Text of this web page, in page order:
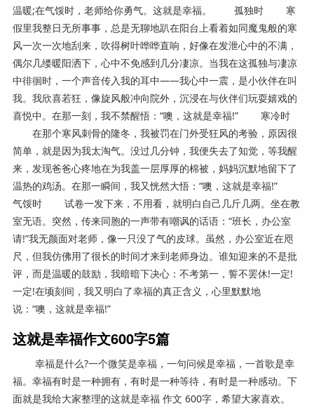
温暖;在气馁时，老师给你勇气。这就是幸福。 孤独时 寒
假里我整日无所事事，总是无聊地趴在阳台上看着如同魔鬼般的寒
风一次一次地刮来，吹得树叶哗哗直响，好像在发泄心中的不满，
偶尔几缕暖阳洒下，心中不免感到几分凄凉。当我在这孤独与凄凉
中徘徊时，一个声音传入我的耳中——我心中一震，是小伙伴在叫
我。我欣喜若狂，像旋风般冲向院外，沉浸在与伙伴们玩耍嬉戏的
喜悦中。在那一刻，我不禁醒悟：“噢，这就是幸福!” 寒冷时
在那个寒风刺骨的隆冬，我被罚在门外受狂风的考验，原因很
简单，就是因为我太淘气。没过几分钟，我便失去了知觉，等我醒
来，发现爸爸心疼地在为我盖一层厚厚的棉被，妈妈沉默地留下了
温热的鸡汤。在那一瞬间，我又恍然大悟：“噢，这就是幸福!”
气馁时 试卷一发下来，不用看，就明白自己几斤几两。坐在教
室无语。突然，传来同胞的一声带有嘲讽的话语：“班长，办公室
请!”我无颜面对老师，像一只没了气的皮球。虽然，办公室近在咫
尺，但我仿佛用了很长的时间才来到老师身边。谁知迎来的不是批
评，而是温暖的鼓励，我暗暗下决心：不考第一，誓不罢休!一定!
一定!在顷刻间，我又明白了幸福的真正含义，心里默默地
说：“噢，这就是幸福!”
这就是幸福作文600字5篇
幸福是什么?一个微笑是幸福，一句问候是幸福，一首歌是幸
福。幸福有时是一种拥有，有时是一种等待，有时是一种感动。下
面就是我给大家整理的这就是幸福 作文 600字，希望大家喜欢。